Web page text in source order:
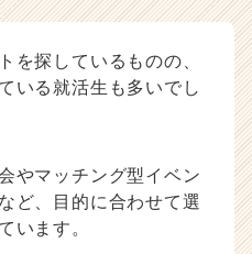
を探しているものの、
いる就活生も多いでし
やマッチング型イベン
ど、目的に合わせて選
います。